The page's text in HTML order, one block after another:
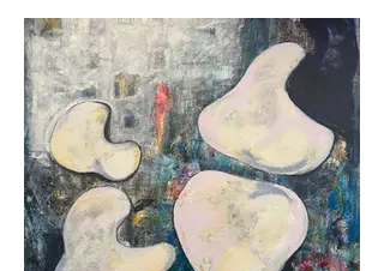
Beziehung zwischen Kunst und
Gesellschaft. Es stellt die Frage, wie Kunst
das Leben und die Kultur einer Stadt
beeinflussen und formen kann.
Insgesamt ist "BERLIN BEATLES ART" ein
fesselndes Kunstwerk, das die Essenz
Berlins auf eindrucksvolle Weise einfängt.
Es ist eine visuelle Symphonie, die die
Vielfalt, Dynamik und kulturelle Vitalität
Berlins feiert.